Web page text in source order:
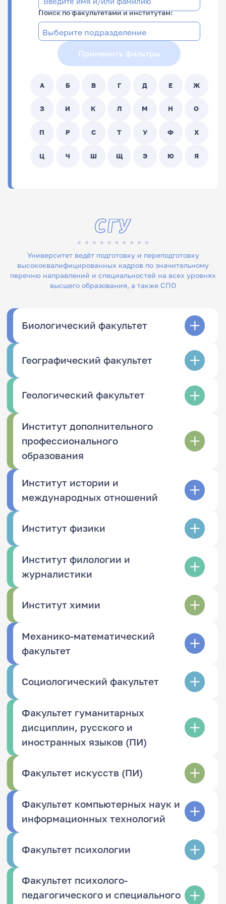
Поиск по факультетами и институтам:
Применить фильтры
А Б В Г Д Е Ж
З И К Л М Н О
П Р С Т У Ф Х
Ц Ч Ш Щ Э Ю Я
Университет ведёт подготовку и переподготовку
высококвалифицированных кадров по значительному
перечню направлений и специальностей на всех уровнях
высшего образования, а также СПО
СГУ
Биологический факультет
Географический факультет
Геологический факультет
Институт дополнительного
профессионального
образования
Институт истории и
международных отношений
Институт физики
Институт филологии и
журналистики
Институт химии
Механико-математический
факультет
Социологический факультет
Факультет гуманитарных
дисциплин, русского и
иностранных языков (ПИ)
Факультет искусств (ПИ)
Факультет компьютерных наук и
информационных технологий
Факультет психологии
Факультет психолого-
педагогического и специального